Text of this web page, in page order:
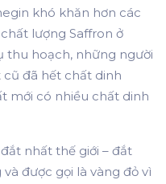
khó khăn hơn các
lượng Saffron ở
thu hoạch, những người
đã hết chất dinh
mới có nhiều chất dinh
nhất thế giới – đắt
được gọi là vàng đỏ vì